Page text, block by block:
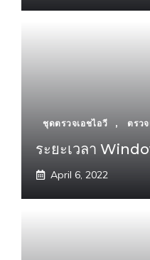
ชุดตรวจเอชไอวี , ตรว
ระยะเวลา
April 6, 2022